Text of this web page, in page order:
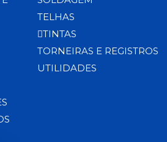
TELHAS
TINTAS
TORNEIRAS E REGISTROS
UTILIDADES